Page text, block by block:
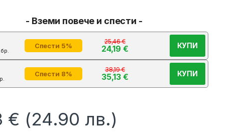
- Вземи повече и спести -
Спести 5%
25,46€
24,19€ КУПИ
Спести 8%
38,19€
35,13€ КУПИ
€ (24.90 лв.)